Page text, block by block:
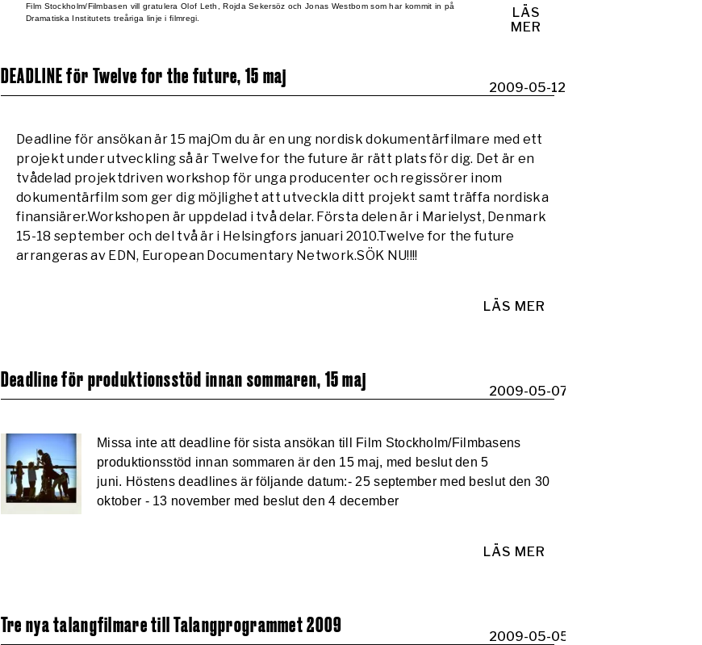
Film Stockholm/Filmbasen vill gratulera Olof Leth, Rojda Sekersöz och Jonas Westbom som har kommit in på
Dramatiska Institutets treåriga linje i filmregi.
LÄS
MER
DEADLINE för Twelve for the future, 15 maj
2009-05-12
Deadline för ansökan är 15 majOm du är en ung nordisk dokumentärfilmare med ett
projekt under utveckling så är Twelve for the future är rätt plats för dig. Det är en
tvådelad projektdriven workshop för unga producenter och regissörer inom
dokumentärfilm som ger dig möjlighet att utveckla ditt projekt samt träffa nordiska
finansiärer.Workshopen är uppdelad i två delar. Första delen är i Marielyst, Denmark
15-18 september och del två är i Helsingfors januari 2010.Twelve for the future
arrangeras av EDN, European Documentary Network.SÖK NU!!!!
LÄS MER
Deadline för produktionsstöd innan sommaren, 15 maj
2009-05-07
Missa inte att deadline för sista ansökan till Film Stockholm/Filmbasens
produktionsstöd innan sommaren är den 15 maj, med beslut den 5
juni. Höstens deadlines är följande datum:- 25 september med beslut den 30
oktober - 13 november med beslut den 4 december
LÄS MER
Tre nya talangfilmare till Talangprogrammet 2009
2009-05-05